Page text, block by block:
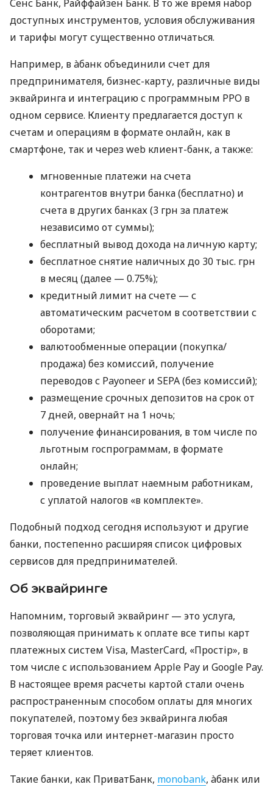
Сенс Банк, Райффайзен Банк. В то же время набор
доступных инструментов, условия обслуживания
и тарифы могут существенно отличаться.
Например, в àбанк объединили счет для
предпринимателя, бизнес-карту, различные виды
эквайринга и интеграцию с программным РРО в
одном сервисе. Клиенту предлагается доступ к
счетам и операциям в формате онлайн, как в
смартфоне, так и через web клиент-банк, а также:
мгновенные платежи на счета
контрагентов внутри банка (бесплатно) и
счета в других банках (3 грн за платеж
независимо от суммы);
бесплатный вывод дохода на личную карту;
бесплатное снятие наличных до 30 тыс. грн
в месяц (далее — 0.75%);
кредитный лимит на счете — с
автоматическим расчетом в соответствии с
оборотами;
валютообменные операции (покупка/
продажа) без комиссий, получение
переводов с Payoneer и SEPA (без комиссий);
размещение срочных депозитов на срок от
7 дней, овернайт на 1 ночь;
получение финансирования, в том числе по
льготным госпрограммам, в формате
онлайн;
проведение выплат наемным работникам,
с уплатой налогов «в комплекте».
Подобный подход сегодня используют и другие
банки, постепенно расширяя список цифровых
сервисов для предпринимателей.
Об эквайринге
Напомним, торговый эквайринг — это услуга,
позволяющая принимать к оплате все типы карт
платежных систем Visa, MasterCard, «Простір», в
том числе с использованием Apple Pay и Google Pay.
В настоящее время расчеты картой стали очень
распространенным способом оплаты для многих
покупателей, поэтому без эквайринга любая
торговая точка или интернет-магазин просто
теряет клиентов.
Такие банки, как ПриватБанк, monobank, àбанк или